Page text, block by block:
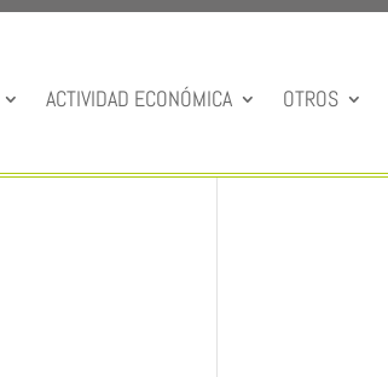
ACTIVIDAD ECONÓMICA OTROS